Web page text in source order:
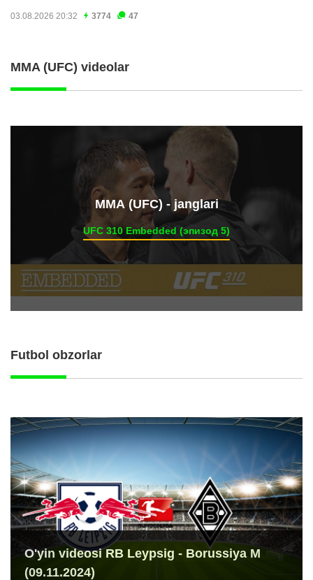
03.08.2026 20:32 3774 47
MMA (UFC) videolar
ММА (UFC) - janglari
UFC 310 Embedded (эпизод 5)
Futbol obzorlar
O'yin videosi RB Leypsig - Borussiya M
(09.11.2024)